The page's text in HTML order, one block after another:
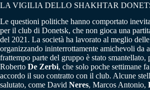
LA VIGILIA DELLO SHAKHTAR
Le questioni politiche hanno comportato
per il club di Donetsk, che non gioca una
del 2021. La società ha lavorato al meglio
organizzando ininterrottamente amichevoli da
frattempo parte del gruppo è stato smantellato,
Roberto De Zerbi, che solo poche settimane
accordo il suo contratto con il club. Alcune
salutato, come David Neres, Marcos Antonio,